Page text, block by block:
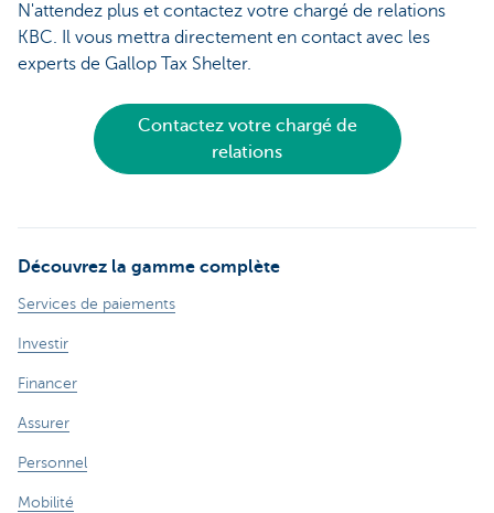
N'attendez plus et contactez votre chargé de relations
KBC. Il vous mettra directement en contact avec les
experts de Gallop Tax Shelter.
Contactez votre chargé de
relations
Découvrez la gamme complète
Services de paiements
Investir
Financer
Assurer
Personnel
Mobilité